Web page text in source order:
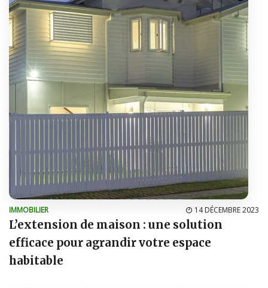
IMMOBILIER 14 DÉCEMBRE 2023
L’extension de maison : une solution
efficace pour agrandir votre espace
habitable